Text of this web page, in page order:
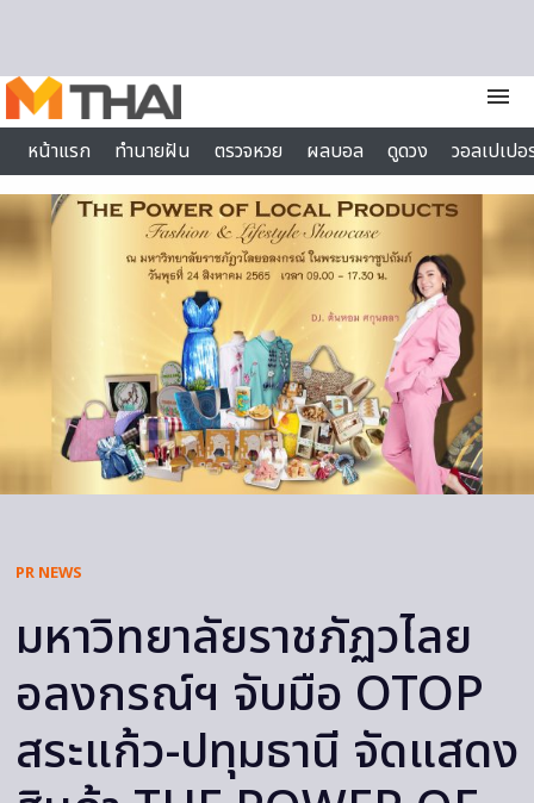
menu
หน้าแรก
ทำนายฝัน ตรวจหวย ผลบอล ดูดวง
วอลเปเป
ไลฟ์สไตล์
PR NEWS
มหาวิทยาลัยราชภัฏวไลย
อลงกรณ์ฯ จับมือ OTOP
สระแก้ว-ปทุมธานี จัดแสดง